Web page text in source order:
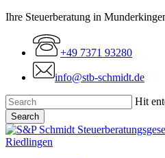
Skip
content
Ihre Steuerberatung in
+49 7371 93280
info@stb-schmidt.de
Hit
Search
Close
Search